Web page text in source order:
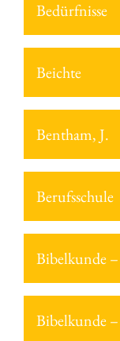
Bedürfnisse
Beichte
Bentham, J.
Berufsschule
Bibelkunde
Bibelkunde